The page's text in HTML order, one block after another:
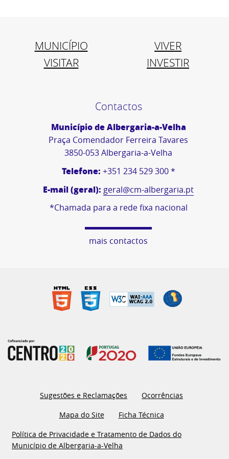
MUNICÍPIO
VIVER
VISITAR
INVESTIR
Contactos
Município de Albergaria-a-Velha
Praça Comendador Ferreira Tavares
3850-053 Albergaria-a-Velha
Telefone: +351 234 529 300 *
E-mail (geral): geral@cm-albergaria.pt
*Chamada para a rede fixa nacional
mais contactos
Sugestões e Reclamações
Ocorrências
Mapa do Site
Ficha Técnica
Política de Privacidade e Tratamento de Dados do
Município de Albergaria-a-Velha